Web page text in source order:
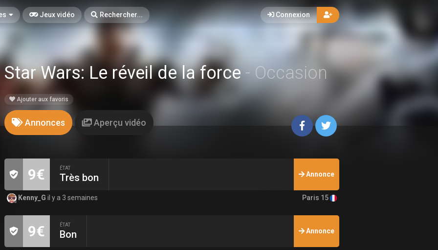
Jeux vidéo Rechercher... Connexion
Star Wars: Le réveil de la force- Occasion
Ajouter aux favoris
Annonces Aperçu vidéo
9€ ÉTAT
Très bon Annonce
Kenny_G il y a 3 semaines Paris 15
9€ ÉTAT
Bon Annonce